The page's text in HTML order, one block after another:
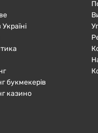
букмекерів
казино